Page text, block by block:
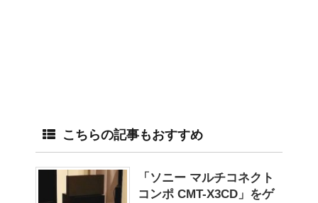
こちらの記事もおすすめ
「ソニー マルチコネクト
コンポ CMT-X3CD」をゲ